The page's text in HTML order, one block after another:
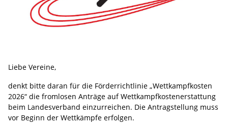
Liebe Vereine,
denkt bitte daran für die Förderrichtlinie „Wettkampfkosten
2026“ die fromlosen Anträge auf Wettkampfkostenerstattung
beim Landesverband einzurreichen. Die Antragstellung muss
vor Beginn der Wettkämpfe erfolgen.